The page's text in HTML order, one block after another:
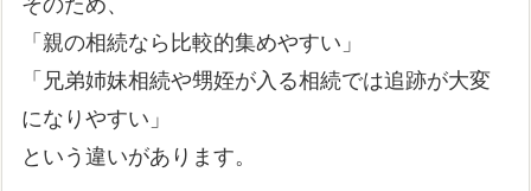
「親の相続なら比較的集めやすい」
「兄弟姉妹相続や甥姪が入る相続では追跡が大変
になりやすい」
という違いがあります。